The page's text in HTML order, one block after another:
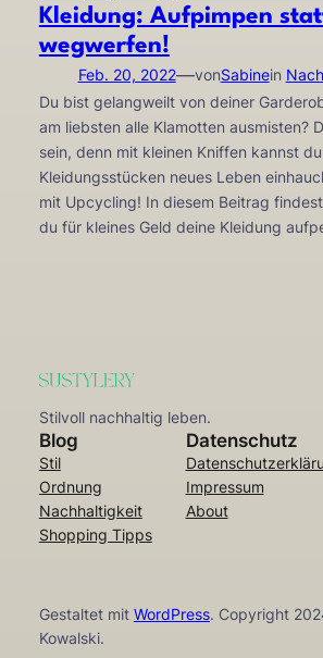
Kleidung: Aufpimpen
wegwerfen!
Feb. 20, 2022—vonSabinein
Du bist gelangweilt von deiner
am liebsten alle Klamotten ausmisten?
sein, denn mit kleinen Kniffen kannst
Kleidungsstücken neues Leben
mit Upcycling! In diesem Beitrag
du für kleines Geld deine Kleidung
Stilvoll nachhaltig leben.
Blog
Stil
Ordnung
Nachhaltigkeit
Shopping Tipps
Datenschutz
Impressum
About
Gestaltet mit WordPress. Copyright
Kowalski.